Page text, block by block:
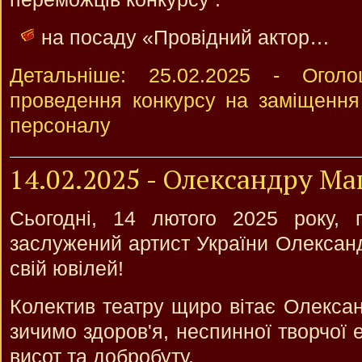
на посаду «Провідний актор…
Детальніше: 25.02.2025 -
проведення конкурсу на
персоналу
14.02.2025 - Олександру
Сьогодні, 14 лютого 2025 року,
заслужений артист України
свій ювілей!
Колектив театру щиро вітає
зичимо здоров'я, неспинної творчої
висот та добробуту.